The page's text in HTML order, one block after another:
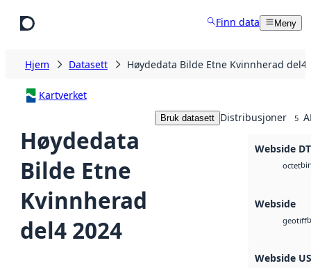
Finn data Meny
Hjem Datasett Høydedata Bilde Etne Kvinnherad del4
Kartverket
Høydedata
Bilde Etne
Kvinnherad
del4 2024
Bruk datasett Distribusjoner 5
Webside
octet
Webside
geotiff
Webside